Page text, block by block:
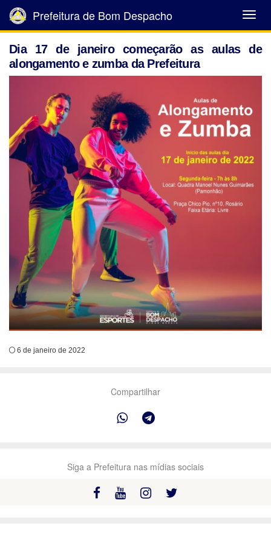
Abrir
Menu
Prefeitura de Bom Despacho
Dia 17 de janeiro começarão as aulas de
alongamento e zumba da Prefeitura
6 de janeiro de 2022
Compartilhar
Siga a Prefeitura nas mídias sociais